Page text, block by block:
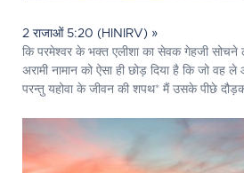
2 राजाओं 5:20 (HINIRV) »
कि परमेश्‍वर के भक्त एलीशा का सेवक गेहजी सोचने
अरामी नामान को ऐसा ही छोड़ दिया है कि जो वह
परन्तु यहोवा के जीवन की शपथ* मैं उसके पीछे